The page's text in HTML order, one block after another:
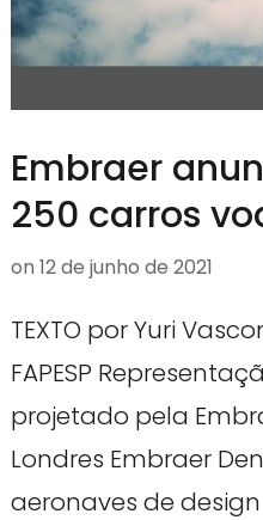
Embraer
250 carros
on 12 de junho de 2021
TEXTO por Yuri
FAPESP
projetado pela
Londres Embraer
aeronaves de